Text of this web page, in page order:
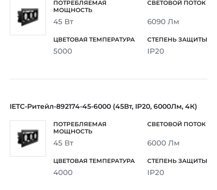
45 Вт 6090 Лм
5000 IP20
IETC-Ритейл-892174-45-6000 (45Вт, IP20, 6000Лм, 4К)
45 Вт 6000 Лм
4000 IP20